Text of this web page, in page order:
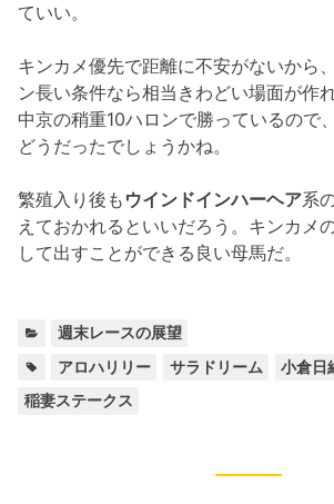
ていい。
キンカメ優先で距離に不安がないから
ン長い条件なら相当きわどい場面が作れ
中京の稍重10ハロンで勝っているので
どうだったでしょうかね。
繁殖入り後も ウインドインハーヘア系
えておかれるといいだろう。キンカメ
して出すことができる良い母馬だ。
ゴ
週末レースの展望
アロハリリー サラドリーム 小倉日
稲妻ステークス